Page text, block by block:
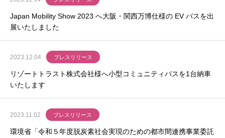
Japan Mobility Show 2023 へ大阪・関西万博仕様の EV バスを出
展いたしました
2023.12.04 プレスリリース
リゾートトラスト株式会社様へ小型コミュニティバスを1台納車
いたします
2023.11.02 プレスリリース
環境省「令和５年度脱炭素社会実現のための都市間連携事業委託